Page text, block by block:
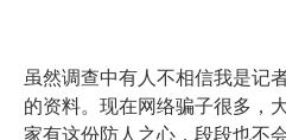
虽然调查中有人不相信我是记
的资料。现在网络骗子很多，
家有这份防人之心，段段也不